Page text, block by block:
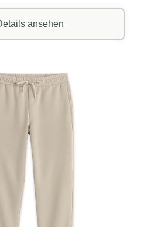
ansehen